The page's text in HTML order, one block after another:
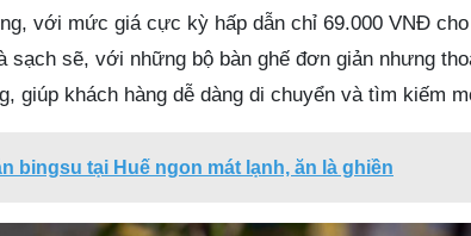
với mức giá cực kỳ hấp dẫn chỉ 69.000 VNĐ
sạch sẽ, với những bộ bàn ghế đơn giản nhưng
giúp khách hàng dễ dàng di chuyển và tìm kiếm
bingsu tại Huế ngon mát lạnh, ăn là ghiền